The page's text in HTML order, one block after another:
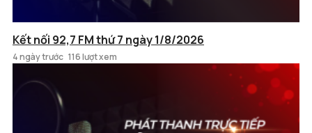
Kết nối 92,7 FM thứ 7 ngày 1/8/2026
4 ngày trước 116 lượt xem